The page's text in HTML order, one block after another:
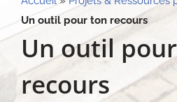
Un outil pour ton recours
Un outil
recours